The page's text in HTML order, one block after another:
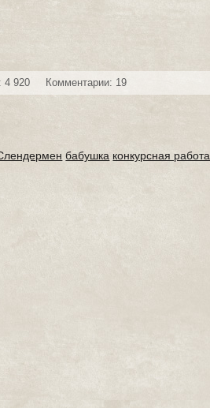
4 920 Комментарии: 19
бабушка конкурсная работа